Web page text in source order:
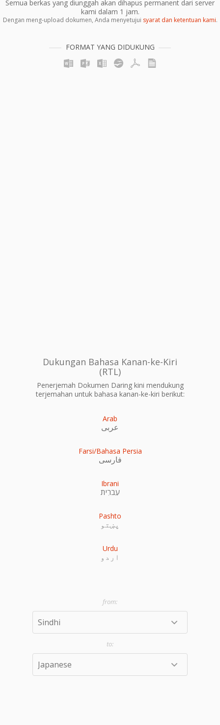
Semua berkas yang diunggah akan dihapus permanent dari server
kami dalam 1 jam.
Dengan meng-upload dokumen, Anda menyetujui syarat dan ketentuan kami.
FORMAT YANG DIDUKUNG
Dukungan Bahasa Kanan-ke-Kiri
(RTL)
Penerjemah Dokumen Daring kini mendukung
terjemahan untuk bahasa kanan-ke-kiri berikut:
Arab
عربى
Farsi/Bahasa Persia
فارسی
Ibrani
עִברִית
Pashto
پښتو
Urdu
اردو